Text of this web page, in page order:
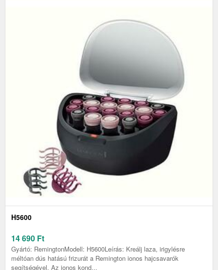
H5600
14 690 Ft
Gyártó: RemingtonModell: H5600Leírás: Kreálj laza, irigylésre
méltóan dús hatású frizurát a Remington ionos hajcsavarók
segítségével. Az ionos kond...